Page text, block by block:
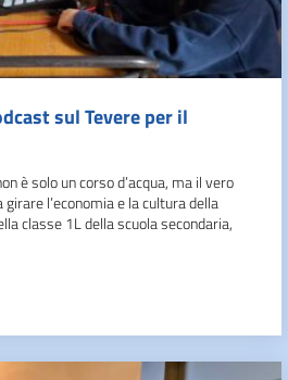
sul Tevere per il
è solo un corso d’acqua, ma il vero
l’economia e la cultura della
classe 1L della scuola secondaria,